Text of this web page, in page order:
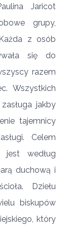
Jaricot
grupy,
z osób
się do
razem
Wszystkich
jakby
tajemnicy
Celem
jest według
duchową i
Dziełu
biskupów
który